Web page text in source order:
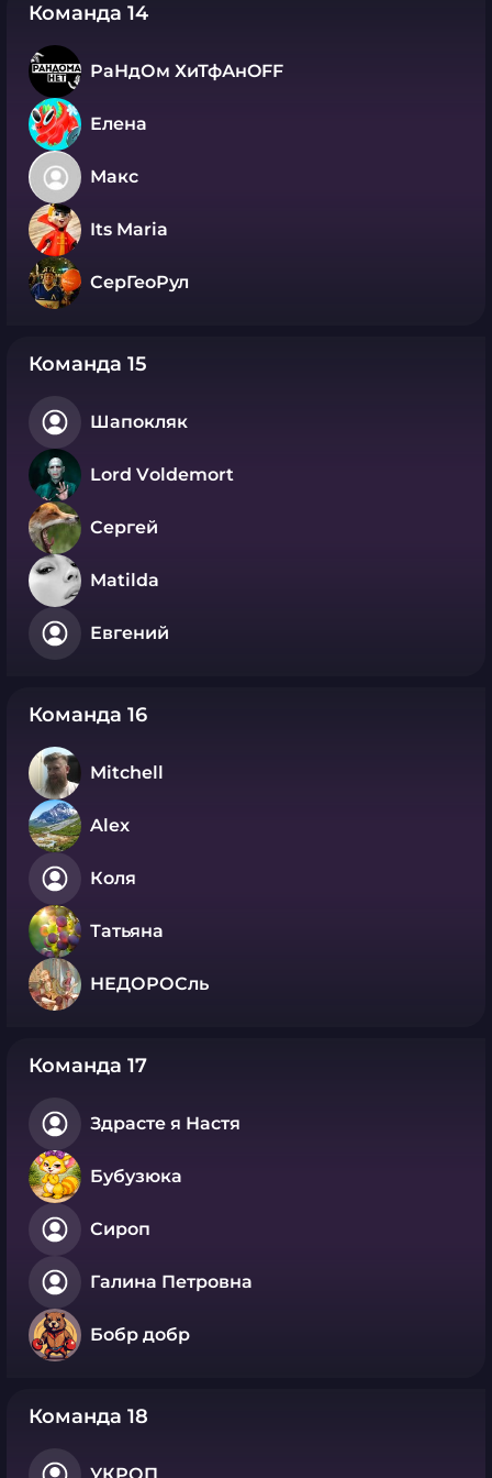
Команда 14
РаНдОм ХиТфАнOFF
Елена
Макс
Its Maria
СерГеоРул
Команда 15
Шапокляк
Lord Vоldеmort
Сергей
Matilda
Евгений
Команда 16
Mitchell
Alex
Коля
Татьяна
НЕДОРОСль
Команда 17
Здрасте я Настя
Бубузюка
Сироп
Галина Петровна
Бобр добр
Команда 18